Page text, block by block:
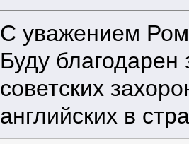
С уважением
Буду
советских
английских в